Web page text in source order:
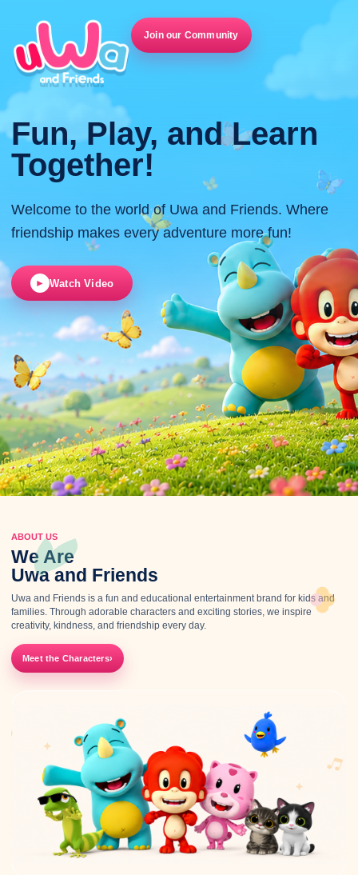
Join our Community
Fun, Play, and Learn
Together!
Welcome to the world of Uwa and Friends. Where
friendship makes every adventure more fun!
► Watch Video
ABOUT US
We Are
Uwa and Friends
Uwa and Friends is a fun and educational entertainment brand for kids and
families. Through adorable characters and exciting stories, we inspire
creativity, kindness, and friendship every day.
Meet the Characters›